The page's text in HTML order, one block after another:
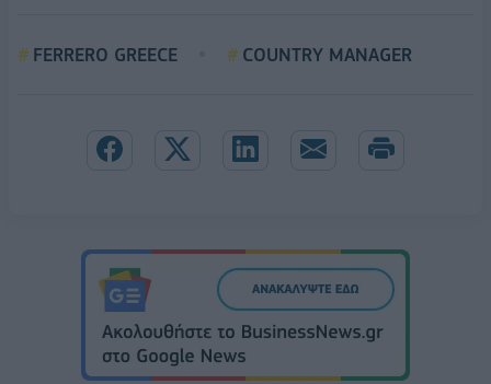
FERRERO GREECE COUNTRY MANAGER